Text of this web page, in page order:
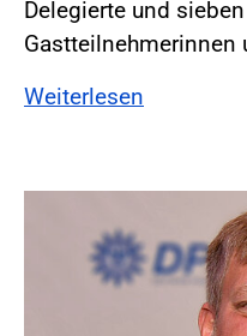
Delegierte und
Gastteilnehmerinnen
Weiterlesen